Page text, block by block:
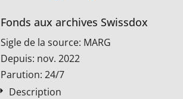
Fonds aux archives Swissdox
Sigle de la source: MARG
Depuis: nov. 2022
Parution: 24/7
Description